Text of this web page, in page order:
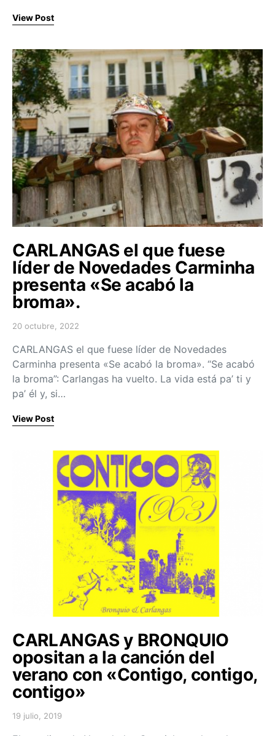
View Post
CARLANGAS el que fuese
líder de Novedades Carminha
presenta «Se acabó la
broma».
Posted on
20 octubre, 2022
CARLANGAS el que fuese líder de Novedades
Carminha presenta «Se acabó la broma». “Se acabó
la broma”: Carlangas ha vuelto. La vida está pa’ ti y
pa’ él y, si…
View Post
CARLANGAS y BRONQUIO
opositan a la canción del
verano con «Contigo, contigo,
contigo»
Posted on
19 julio, 2019